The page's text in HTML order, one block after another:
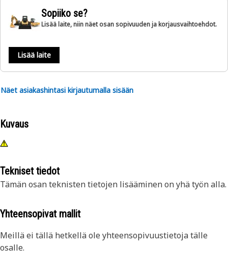
Sopiiko se?
Lisää laite, niin näet osan sopivuuden ja korjausvaihtoehdot.
Lisää laite
Näet asiakashintasi kirjautumalla sisään
Kuvaus
Tekniset tiedot
Tämän osan teknisten tietojen lisääminen on yhä työn alla.
Yhteensopivat mallit
Meillä ei tällä hetkellä ole yhteensopivuustietoja tälle
osalle.